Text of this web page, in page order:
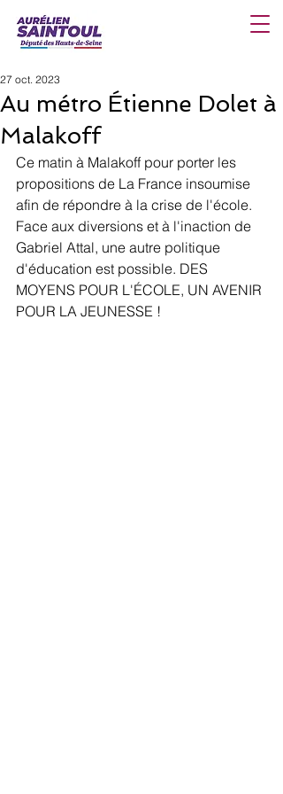
Au métro Étienne Dolet à
Malakoff
27 oct. 2023
Ce matin à Malakoff pour porter les
propositions de La France insoumise
afin de répondre à la crise de l'école.
Face aux diversions et à l'inaction de
Gabriel Attal, une autre politique
d'éducation est possible. DES
MOYENS POUR L'ÉCOLE, UN AVENIR
POUR LA JEUNESSE !